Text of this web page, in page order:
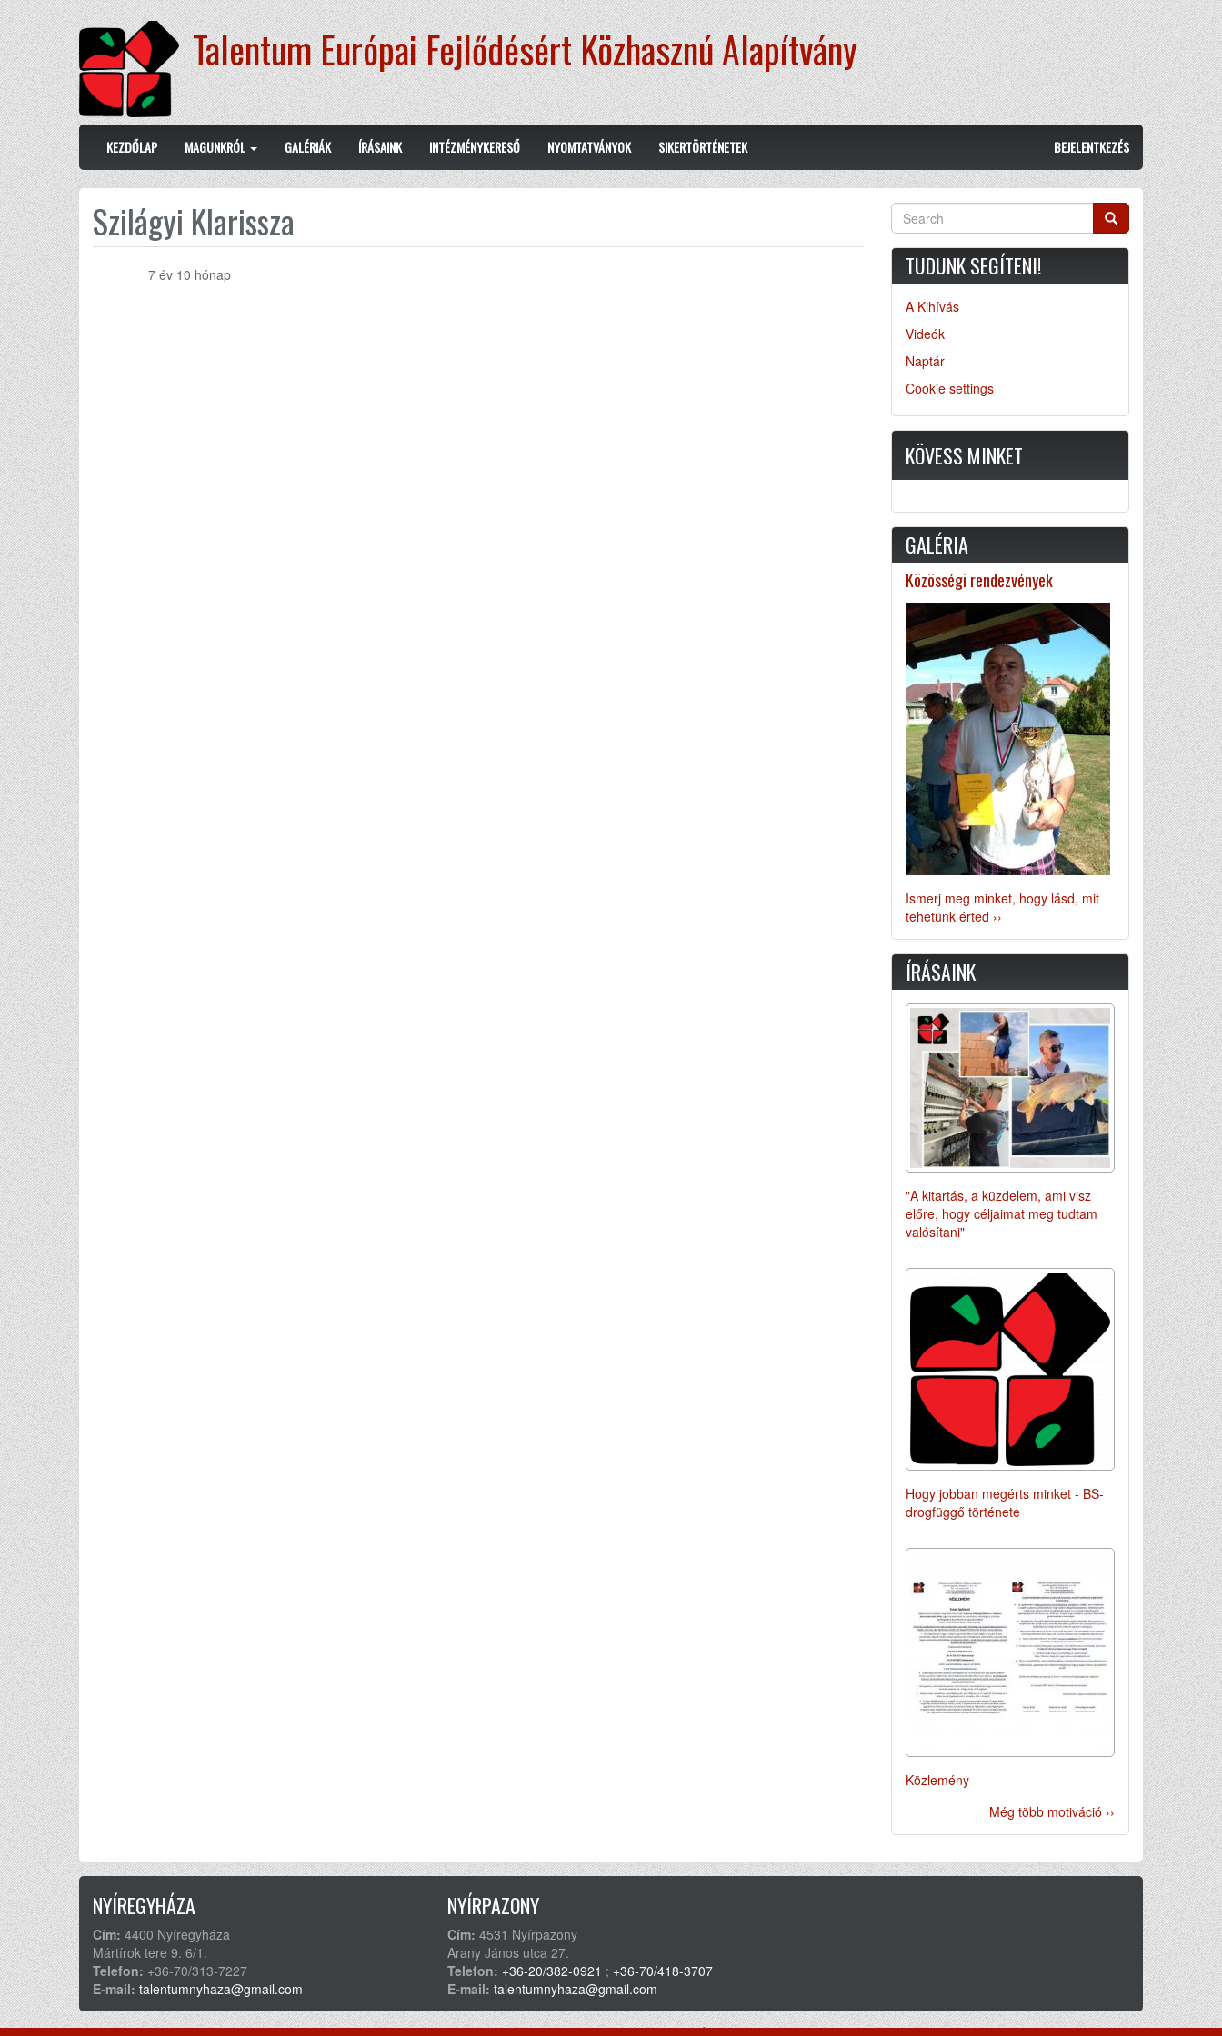
Ugrás
a
tartalomra
Talentum Európai Fejlődésért Közhasznú Alapítvány
Main
navigation
KEZDŐLAP MAGUNKRÓL GALÉRIÁK ÍRÁSAINK INTÉZMÉNYKERESŐ NYOMTATVÁNYOK SIKERTÖRTÉNETEK
User
account
menu
BEJELENTKEZÉS
Szilágyi Klarissza
7 év 10 hónap
Search Search
TUDUNK SEGÍTENI!
A Kihívás
Videók
Naptár
Cookie settings
KÖVESS MINKET
GALÉRIA
Közösségi rendezvények
Ismerj meg minket, hogy lásd, mit
tehetünk érted ››
ÍRÁSAINK
"A kitartás, a küzdelem, ami visz
előre, hogy céljaimat meg tudtam
valósítani"
Hogy jobban megérts minket - BS-
drogfüggő története
Közlemény
Még több motiváció ››
NYÍREGYHÁZA
Cím: 4400 Nyíregyháza
Mártírok tere 9. 6/1.
Telefon: +36-70/313-7227
E-mail: talentumnyhaza@gmail.com
NYÍRPAZONY
Cím: 4531 Nyírpazony
Arany János utca 27.
Telefon: +36-20/382-0921 ; +36-70/418-3707
E-mail: talentumnyhaza@gmail.com